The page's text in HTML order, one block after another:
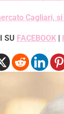
Cagliari,
SU FACEBOOK|